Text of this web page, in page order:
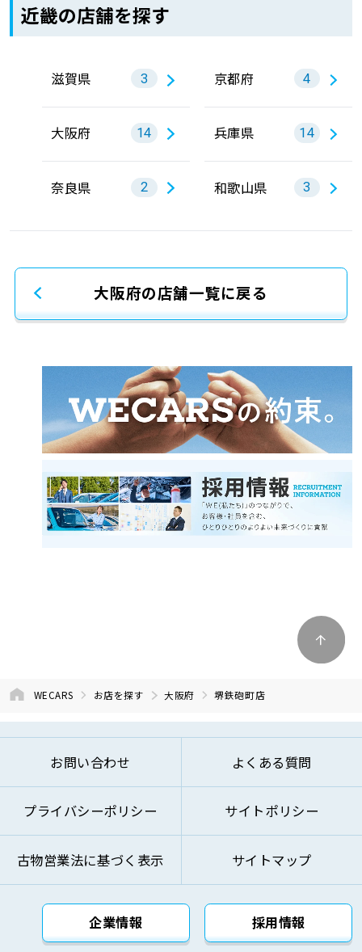
近畿の店舗を探す
滋賀県 3 京都府 4
大阪府 14 兵庫県 14
奈良県 2 和歌山県 3
大阪府の店舗一覧に戻る
WECARS お店を探す 大阪府 堺鉄砲町店
お問い合わせ よくある質問
プライバシーポリシー サイトポリシー
古物営業法に基づく表示 サイトマップ
企業情報 採用情報